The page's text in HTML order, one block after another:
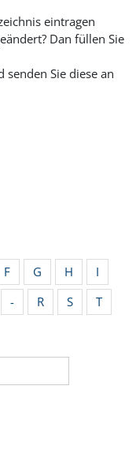
eintragen
Dan füllen Sie
Sie diese an
F G H
I
- R S
T